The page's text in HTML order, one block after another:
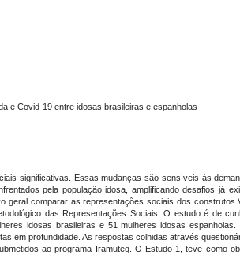
e Covid-19 entre idosas brasileiras e espanholas
significativas. Essas mudanças são sensíveis às
pela população idosa, amplificando desafios já
geral comparar as representações sociais dos construtos
das Representações Sociais. O estudo é de
idosas brasileiras e 51 mulheres idosas
em profundidade. As respostas colhidas através
ao programa Iramuteq. O Estudo 1, teve como